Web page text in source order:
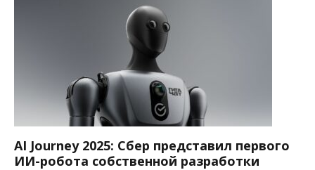
AI Journey 2025: Сбер представил первого
ИИ-робота собственной разработки